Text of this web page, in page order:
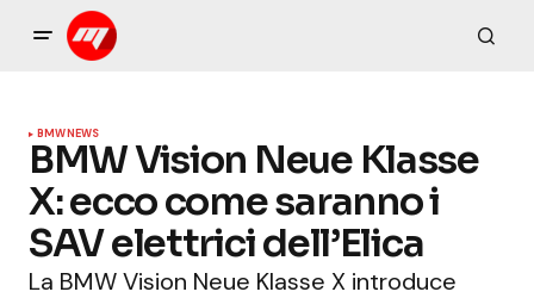
BMWNEWS
BMW Vision Neue Klasse
X: ecco come saranno i
SAV elettrici dell’Elica
La BMW Vision Neue Klasse X introduce